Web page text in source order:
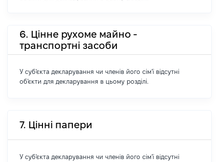
6. Цінне рухоме майно -
транспортні засоби
У суб'єкта декларування чи членів його сім'ї відсутні
об'єкти для декларування в цьому розділі.
7. Цінні папери
У суб'єкта декларування чи членів його сім'ї відсутні